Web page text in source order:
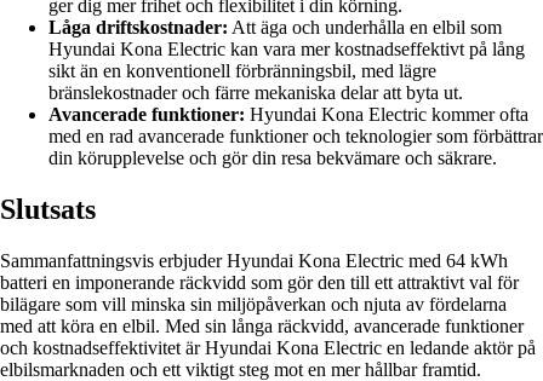
ger dig mer frihet och flexibilitet i din körning.
Låga driftskostnader: Att äga och underhålla en elbil som
Hyundai Kona Electric kan vara mer kostnadseffektivt på lång
sikt än en konventionell förbränningsbil, med lägre
bränslekostnader och färre mekaniska delar att byta ut.
Avancerade funktioner: Hyundai Kona Electric kommer ofta
med en rad avancerade funktioner och teknologier som förbättrar
din körupplevelse och gör din resa bekvämare och säkrare.
Slutsats
Sammanfattningsvis erbjuder Hyundai Kona Electric med 64 kWh
batteri en imponerande räckvidd som gör den till ett attraktivt val för
bilägare som vill minska sin miljöpåverkan och njuta av fördelarna
med att köra en elbil. Med sin långa räckvidd, avancerade funktioner
och kostnadseffektivitet är Hyundai Kona Electric en ledande aktör på
elbilsmarknaden och ett viktigt steg mot en mer hållbar framtid.